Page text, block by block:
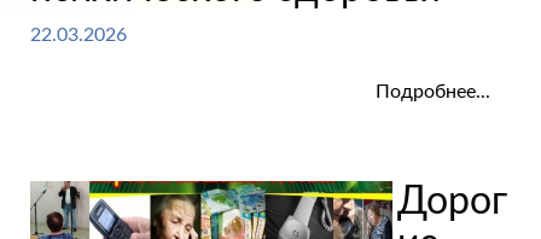
22.03.2026
Подробнее...
Дорог